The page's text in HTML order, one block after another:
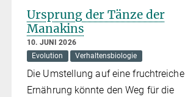
Ursprung der Tänze der
Manakins
10. JUNI 2026
Evolution
Verhaltensbiologie
Die Umstellung auf eine fruchtreiche
Ernährung könnte den Weg für die